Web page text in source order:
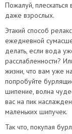
Пожалуй,
даже взрослых.
Этакий способ
ежедневной
делать, если вода
расслабленности?
жизни, что вам уже
попробуйте
шипение, волна
вас на пик
маленьких шипучек.
Так что, покупая